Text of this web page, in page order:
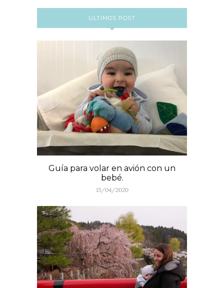
ULTIMOS POST
Guía para volar en avión con un
bebé.
15/04/2020